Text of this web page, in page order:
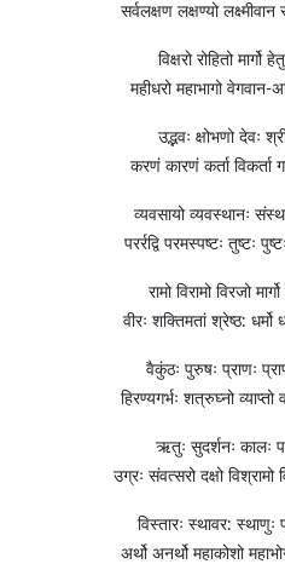
सर्वलक्षण लक्षण्यो
विक्षरो रोहितो मार्गो
महीधरो महाभागो
उद्भवः क्षोभणो देवः
करणं कारणं कर्ता
व्यवसायो व्यवस्थानः
परर्रद्वि परमस्पष्टः तुष्टः
रामो विरामो विरजो
वीरः शक्तिमतां श्रेष्ठ:
वैकुंठः पुरुषः प्राणः
हिरण्यगर्भः शत्रुघ्नो
ऋतुः सुदर्शनः कालः
उग्रः संवत्सरो दक्षो
विस्तारः स्थावर:
अर्थो अनर्थो महाकोशो